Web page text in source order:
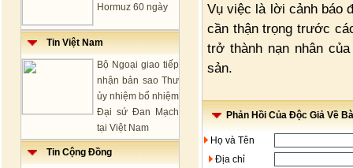
Hormuz 60 ngày
Tin Việt Nam
Bộ Ngoại giao tiếp
nhận bản sao Thư
ủy nhiệm bổ nhiệm
Đại sứ Đan Mạch
tại Việt Nam
Tin Cộng Đồng
Vụ việc là lời cảnh báo
cần thận trọng trước
trở thành nạn nhân
sản.
Phản Hồi Của Độc Giả Về
Họ và Tên
Địa chỉ